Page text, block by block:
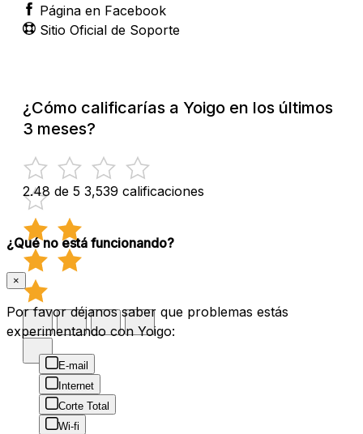
Página en Facebook
Sitio Oficial de Soporte
¿Cómo calificarías a Yoigo en los últimos
3 meses?
2.48 de 5 3,539 calificaciones
¿Qué no está funcionando?
×
Por favor déjanos saber que problemas estás
experimentando con Yoigo:
E-mail
Internet
Corte Total
Wi-fi